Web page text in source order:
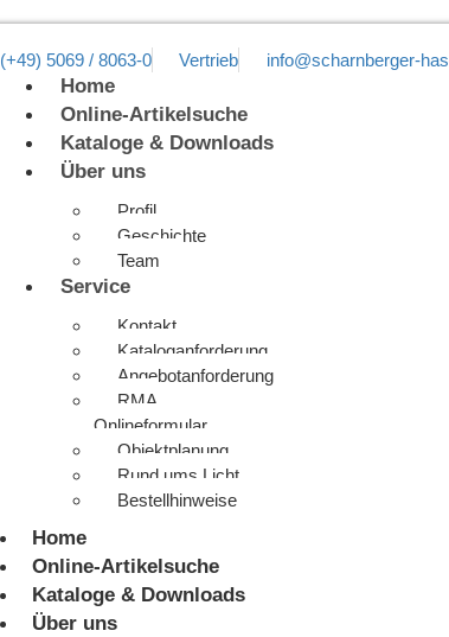
(+49) 5069 / 8063-0 Vertrieb info@scharnberger-
Home
Online-Artikelsuche
Kataloge & Downloads
Über uns
Profil
Geschichte
Team
Service
Kontakt
Kataloganforderung
Angebotanforderung
RMA
Onlineformular
Objektplanung
Rund ums Licht
Bestellhinweise
Home
Online-Artikelsuche
Kataloge & Downloads
Über uns